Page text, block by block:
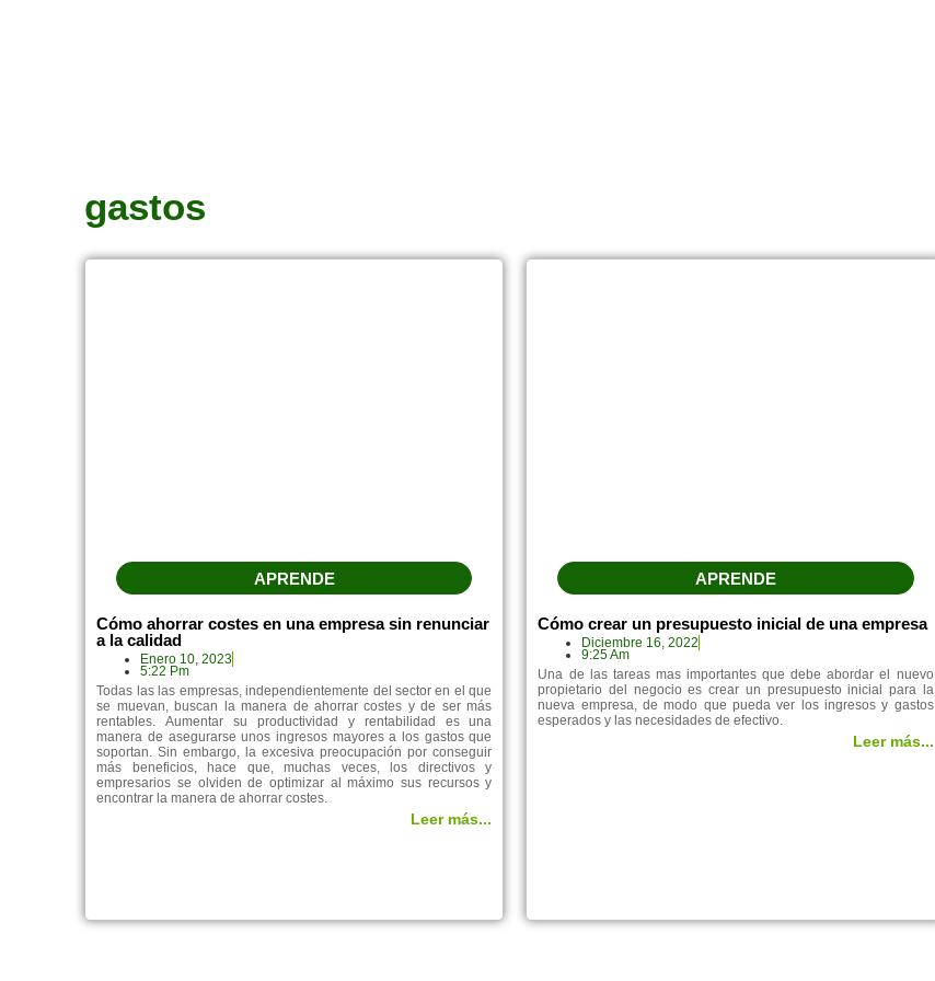
gastos
APRENDE
Cómo ahorrar costes en una empresa sin renunciar
a la calidad
Enero 10, 2023
5:22 Pm
Todas las las empresas, independientemente del sector en el que
se muevan, buscan la manera de ahorrar costes y de ser más
rentables. Aumentar su productividad y rentabilidad es una
manera de asegurarse unos ingresos mayores a los gastos que
soportan. Sin embargo, la excesiva preocupación por conseguir
más beneficios, hace que, muchas veces, los directivos y
empresarios se olviden de optimizar al máximo sus recursos y
encontrar la manera de ahorrar costes.
Leer más...
APRENDE
Cómo crear un presupuesto inicial de una empresa
Diciembre 16, 2022
9:25 Am
Una de las tareas mas importantes que debe abordar el nuevo
propietario del negocio es crear un presupuesto inicial para la
nueva empresa, de modo que pueda ver los ingresos y gastos
esperados y las necesidades de efectivo.
Leer más...